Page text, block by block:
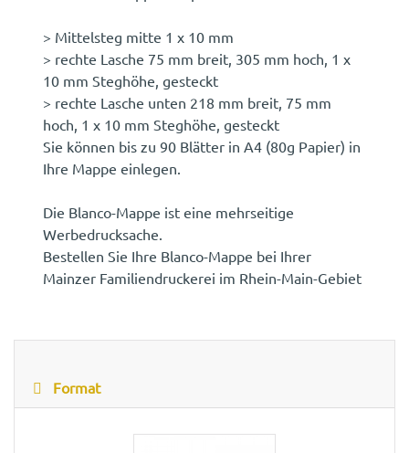
> Mittelsteg mitte 1 x 10 mm
> rechte Lasche 75 mm breit, 305 mm hoch, 1 x
10 mm Steghöhe, gesteckt
> rechte Lasche unten 218 mm breit, 75 mm
hoch, 1 x 10 mm Steghöhe, gesteckt
Sie können bis zu 90 Blätter in A4 (80g Papier) in
Ihre Mappe einlegen.
Die Blanco-Mappe ist eine mehrseitige
Werbedrucksache.
Bestellen Sie Ihre Blanco-Mappe bei Ihrer
Mainzer Familiendruckerei im Rhein-Main-Gebiet
Format